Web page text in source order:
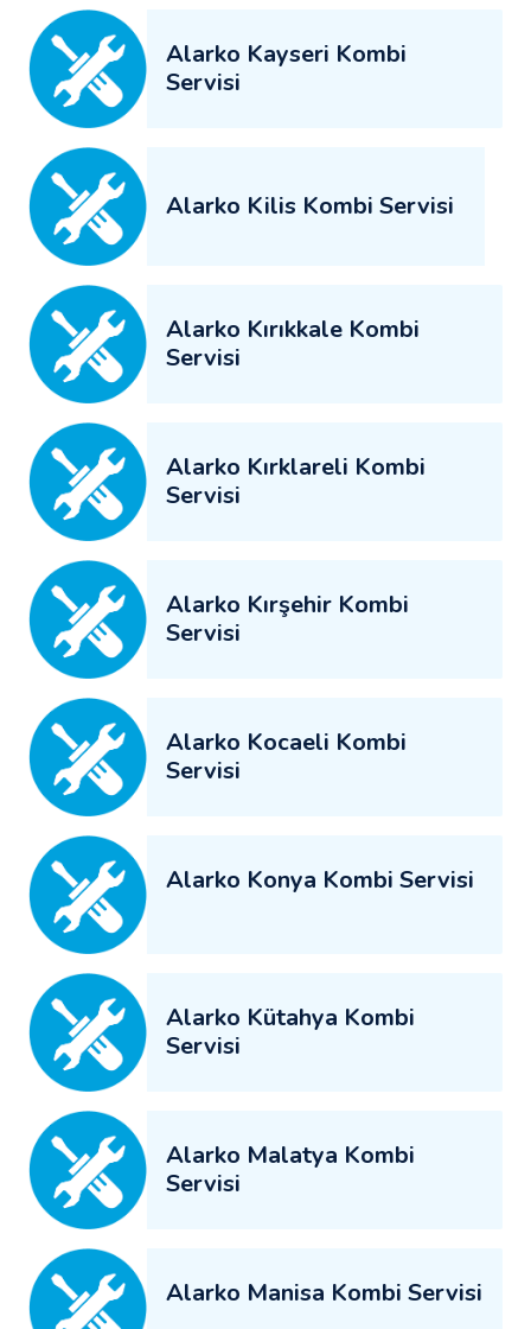
Alarko Kayseri Kombi
Servisi
Alarko Kilis Kombi Servisi
Alarko Kırıkkale Kombi
Servisi
Alarko Kırklareli Kombi
Servisi
Alarko Kırşehir Kombi
Servisi
Alarko Kocaeli Kombi
Servisi
Alarko Konya Kombi Servisi
Alarko Kütahya Kombi
Servisi
Alarko Malatya Kombi
Servisi
Alarko Manisa Kombi Servisi